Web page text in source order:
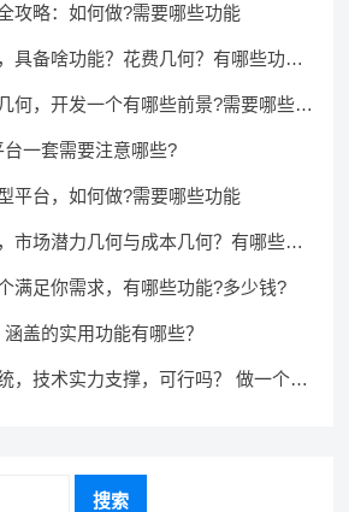
攻略：如何做?需要哪些功能
具备啥功能？花费几何？有哪些功能?
何，开发一个有哪些前景?需要哪些费
一套需要注意哪些?
平台，如何做?需要哪些功能
市场潜力几何与成本几何？有哪些前
满足你需求，有哪些功能?多少钱?
盖的实用功能有哪些？
，技术实力支撑，可行吗？ 做一个高
搜索